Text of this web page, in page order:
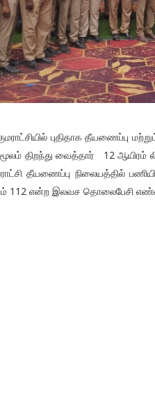
புதிதாக தீயணைப்பு
திறந்து வைத்தார் 12
தீயணைப்பு நிலையத்தில் பணியில்
112 என்ற இலவச தொலைபேசி